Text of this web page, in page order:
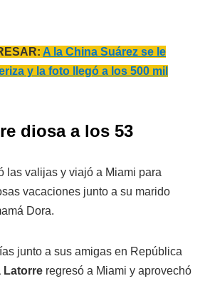
A la China Suárez se le
y la foto llegó a los 500 mil
diosa a los 53
las valijas y viajó a Miami para
vacaciones junto a su marido
Dora.
junto a sus amigas en República
Latorre regresó a Miami y aprovechó